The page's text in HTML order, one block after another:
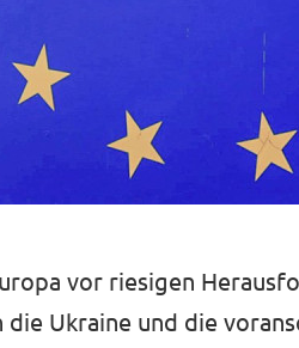
vor riesigen
die Ukraine und die